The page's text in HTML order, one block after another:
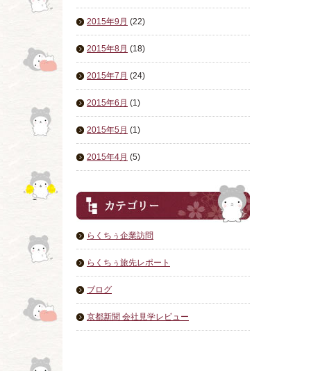
2015年9月 (22)
2015年8月 (18)
2015年7月 (24)
2015年6月 (1)
2015年5月 (1)
2015年4月 (5)
らくちぅ企業訪問
らくちぅ旅先レポート
ブログ
京都新聞 会社見学レビュー